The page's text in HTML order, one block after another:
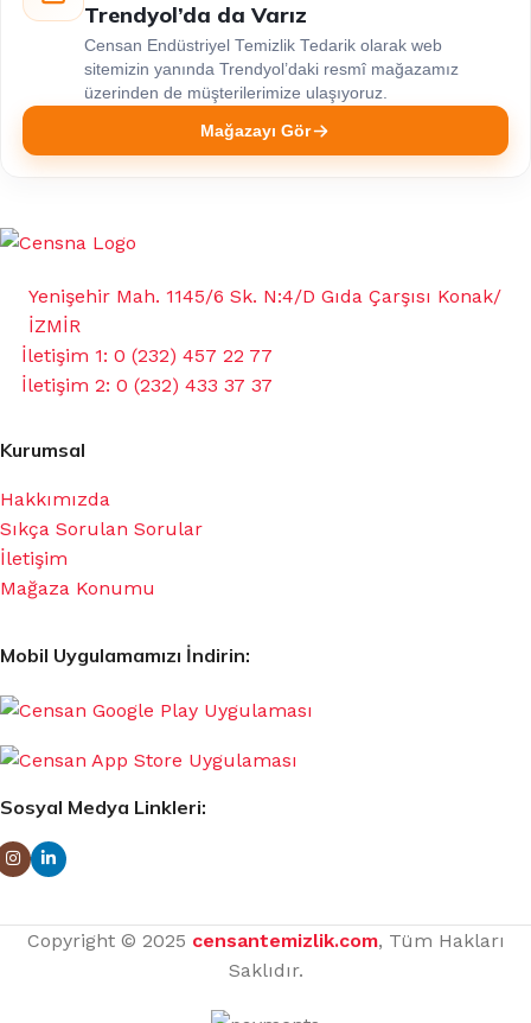
Trendyol’da da Varız
Censan Endüstriyel Temizlik Tedarik olarak web
sitemizin yanında Trendyol’daki resmî mağazamız
üzerinden de müşterilerimize ulaşıyoruz.
Mağazayı Gör
Yenişehir Mah. 1145/6 Sk. N:4/D Gıda Çarşısı Konak/
İZMİR
İletişim 1: 0 (232) 457 22 77
İletişim 2: 0 (232) 433 37 37
Kurumsal
Hakkımızda
Sıkça Sorulan Sorular
İletişim
Mağaza Konumu
Mobil Uygulamamızı İndirin:
Sosyal Medya Linkleri:
Copyright © 2025 censantemizlik.com, Tüm Hakları
Saklıdır.